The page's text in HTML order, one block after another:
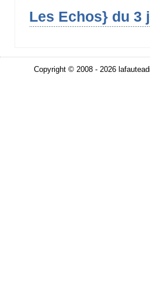
Les Echos} du 3
Copyright © 2008 - 2026